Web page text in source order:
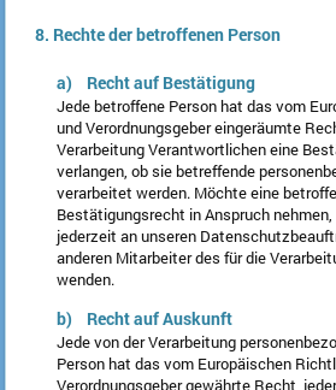
8. Rechte der betroffenen Person
a) Recht auf Bestätigung
Jede betroffene Person hat das vom
und Verordnungsgeber eingeräumte
Verarbeitung Verantwortlichen eine
verlangen, ob sie betreffende
verarbeitet werden. Möchte eine
Bestätigungsrecht in Anspruch
jederzeit an unseren
anderen Mitarbeiter des für die
wenden.
b) Recht auf Auskunft
Jede von der Verarbeitung
Person hat das vom Europäischen
Verordnungsgeber gewährte Recht,